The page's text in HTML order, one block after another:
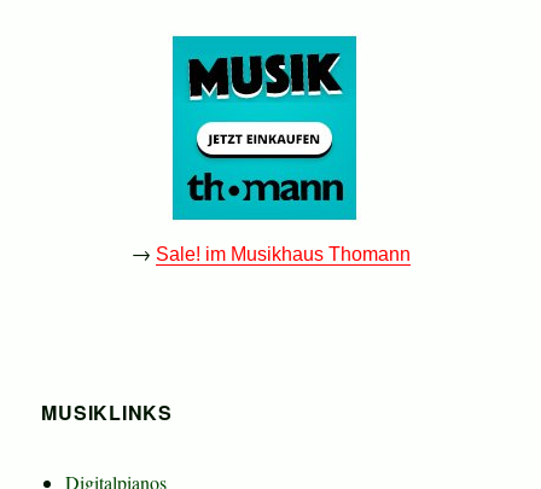
→ Sale! im Musikhaus Thomann
MUSIKLINKS
Digitalpianos